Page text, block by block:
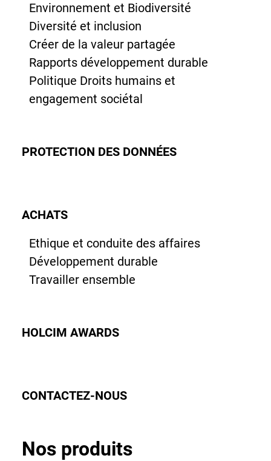
Environnement et Biodiversité
Diversité et inclusion
Créer de la valeur partagée
Rapports développement durable
Politique Droits humains et
engagement sociétal
PROTECTION DES DONNÉES
ACHATS
Ethique et conduite des affaires
Développement durable
Travailler ensemble
HOLCIM AWARDS
CONTACTEZ-NOUS
Nos produits